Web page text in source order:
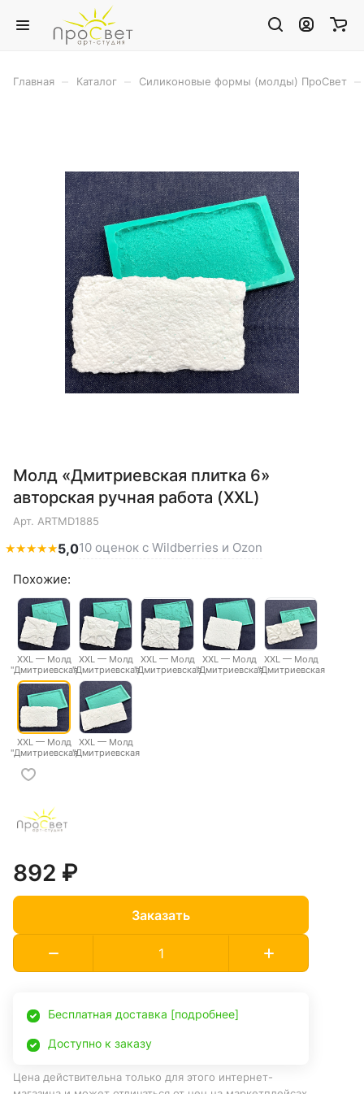
Главная Каталог Силиконовые формы (молды) ПроСвет
Молд «Дмитриевская плитка 6»
авторская ручная работа (XXL)
Арт. ARTMD1885
★★★★★5,010 оценок с Wildberries и Ozon
Похожие:
XXL — Молд
"Дмитриевская
плитка 1"
авторская
ручная работа
XXL — Молд
"Дмитриевская
плитка 2"
авторская
ручная работа
XXL — Молд
"Дмитриевская
XXL — Молд
"Дмитриевская
XXL — Молд
"Дмитриевская
XXL — Молд
"Дмитриевская
авторская
ручная работа
XXL — Молд
"Дмитриевская
892 ₽
Заказать
Бесплатная доставка [подробнее]
Доступно к заказу
Цена действительна только для этого интернет-